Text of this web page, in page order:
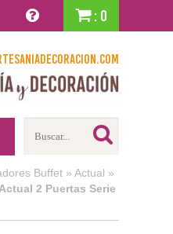
: 0
Buffet » Actual »
2 Puertas Serie